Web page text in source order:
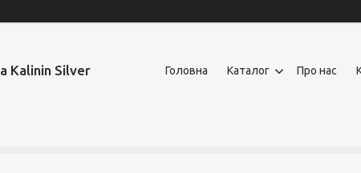
Kalinin Silver Головна Каталог Про нас